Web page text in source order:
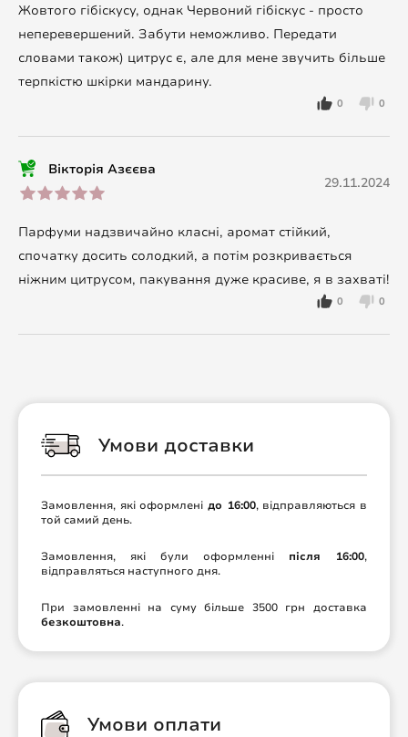
Жовтого гібіскусу, однак Червоний гібіскус - просто
неперевершений. Забути неможливо. Передати
словами також) цитрус є, але для мене звучить більше
терпкістю шкірки мандарину.
0 0
Вікторія Азєєва
29.11.2024
Парфуми надзвичайно класні, аромат стійкий,
спочатку досить солодкий, а потім розкривається
ніжним цитрусом, пакування дуже красиве, я в захваті!
0 0
Умови доставки
Замовлення, які оформлені до 16:00, відправляються в
той самий день.
Замовлення, які були оформленні після 16:00,
відправляться наступного дня.
При замовленні на суму більше 3500 грн доставка
безкоштовна.
Умови оплати